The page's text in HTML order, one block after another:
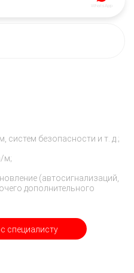
WhatsApp
специалисту
систем безопасности и т. д.;
м;
(автосигнализаций,
дополнительного